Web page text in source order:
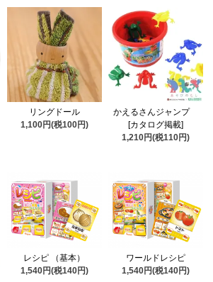
リングドール
1,100円(税100円)
かえるさんジャンプ
[カタログ掲載]
1,210円(税110円)
レシピ （基本）
1,540円(税140円)
ワールドレシピ
1,540円(税140円)